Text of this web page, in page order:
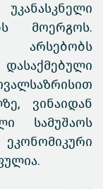
მოერგოს.
არსებობს
ვინაიდან
სამუშაოს